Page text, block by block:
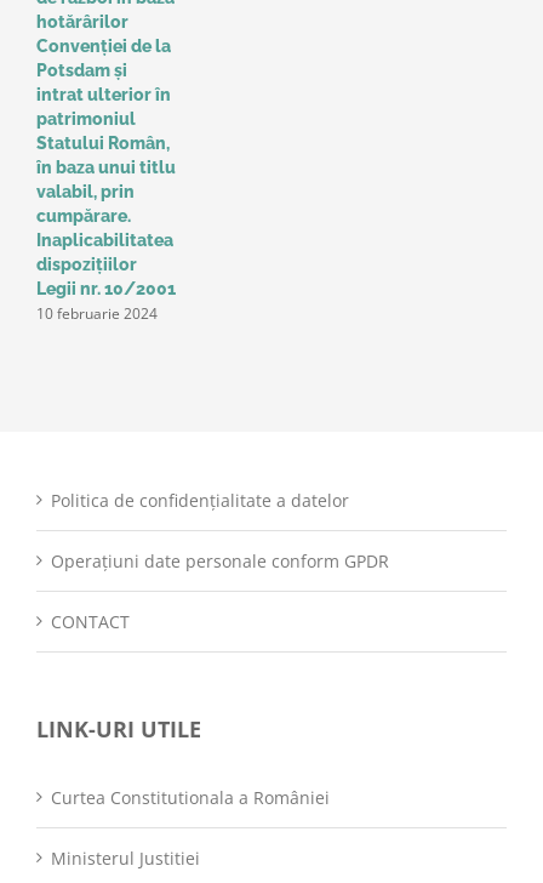
hotărârilor
Convenţiei de la
Potsdam și
intrat ulterior în
patrimoniul
Statului Român,
în baza unui titlu
valabil, prin
cumpărare.
Inaplicabilitatea
dispozițiilor
Legii nr. 10/2001
10 februarie 2024
Politica de confidențialitate a datelor
Operațiuni date personale conform GPDR
CONTACT
LINK-URI UTILE
Curtea Constitutionala a României
Ministerul Justitiei